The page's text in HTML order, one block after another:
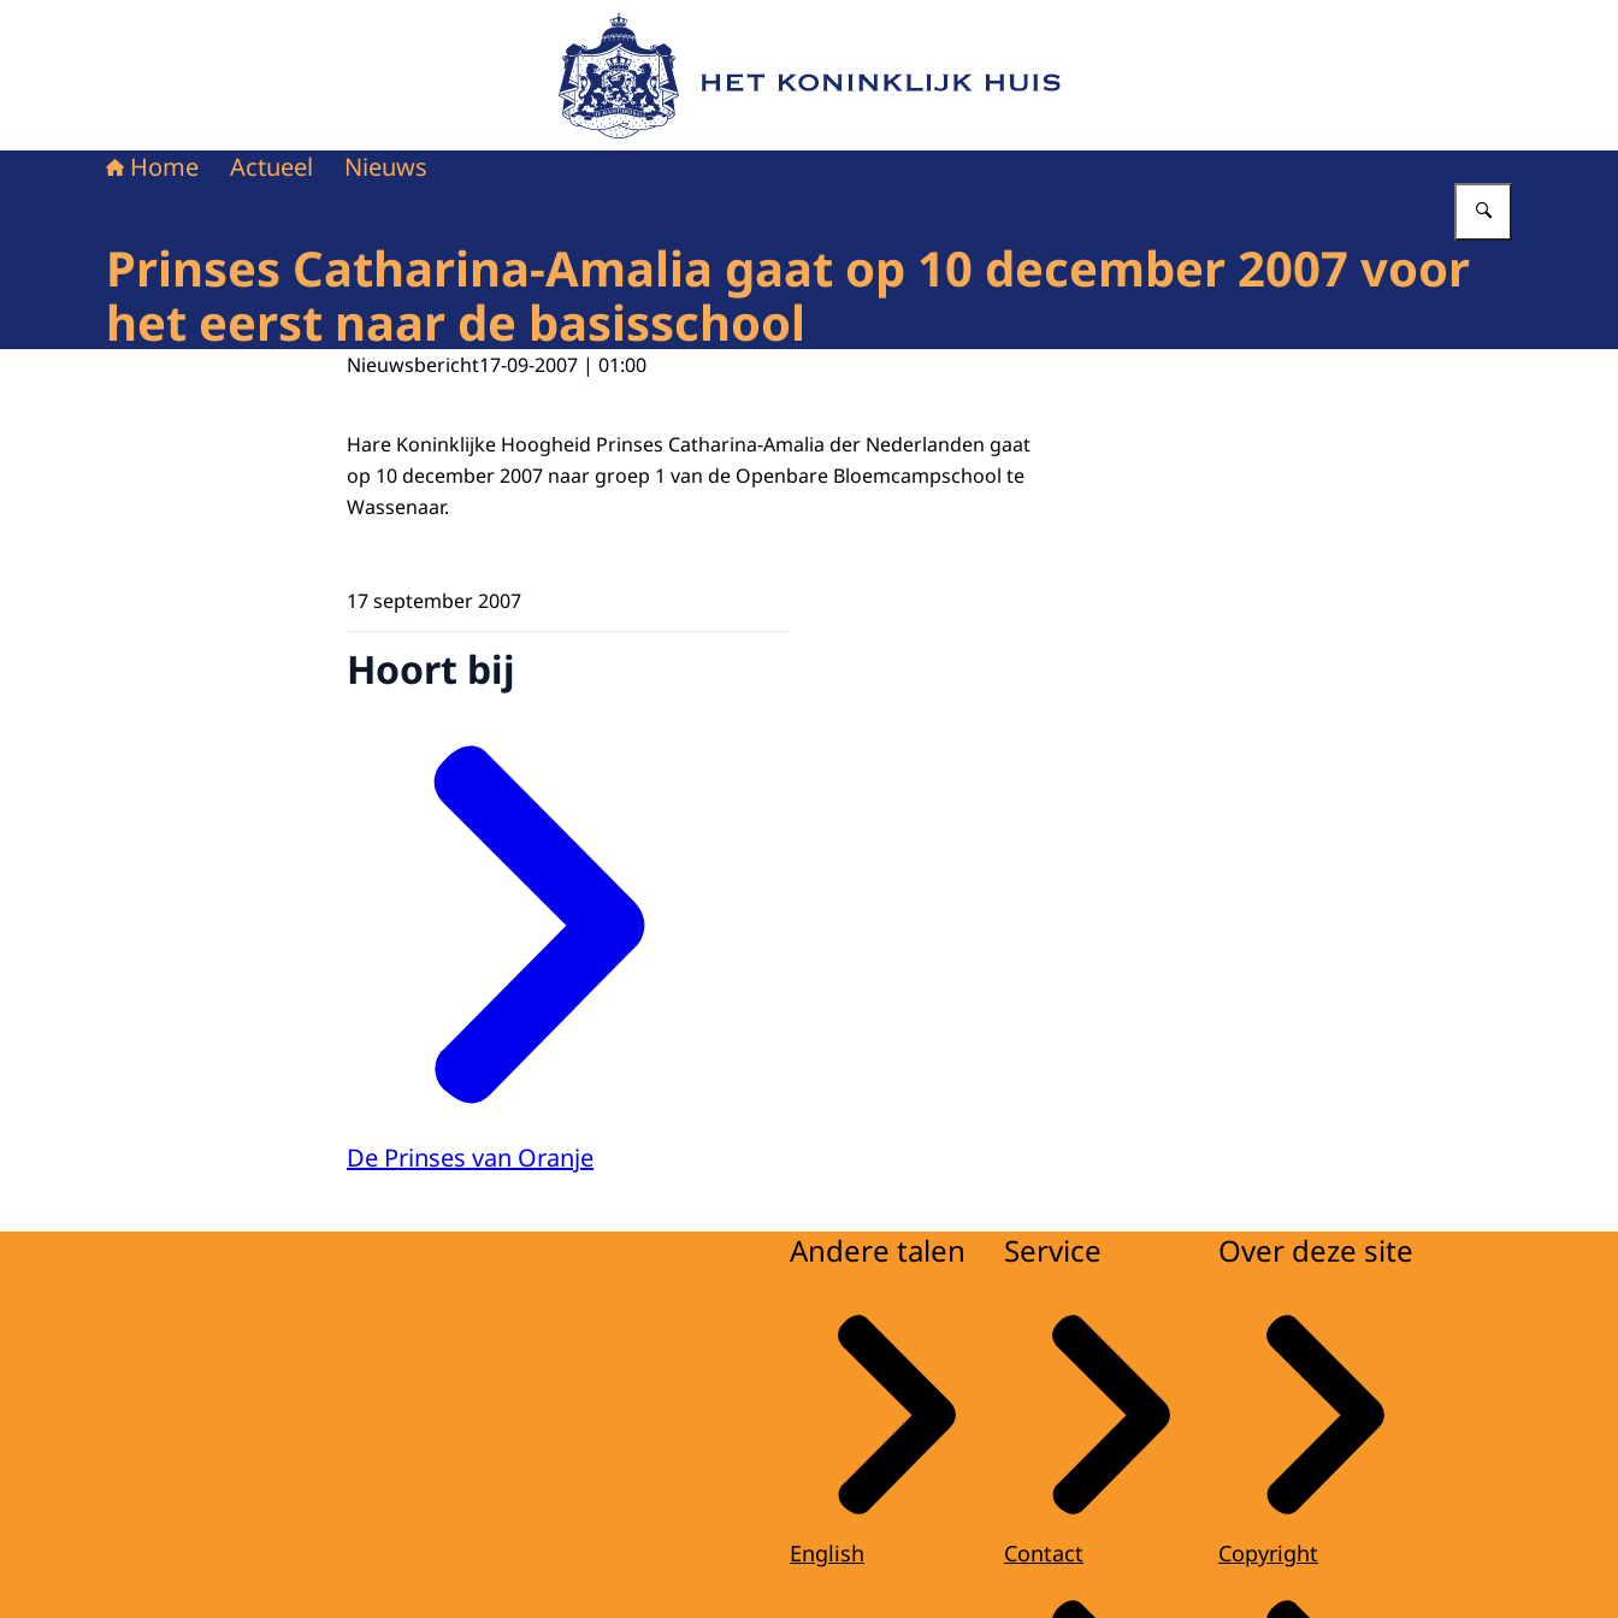
Naar de homepage van Het Koninklijk Huis
Home Actueel Nieuws
Prinses Catharina-Amalia gaat op 10 december 2007 voor
het eerst naar de basisschool
Nieuwsbericht17-09-2007 | 01:00
Hare Koninklijke Hoogheid Prinses Catharina-Amalia der Nederlanden gaat
op 10 december 2007 naar groep 1 van de Openbare Bloemcampschool te
Wassenaar.
17 september 2007
Hoort bij
De Prinses van Oranje
Andere talen
English
Service
Contact
Over deze site
Copyright